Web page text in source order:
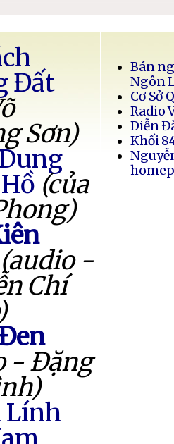
Đất
Sơn)
(của
(audio -
Chí
- Đặng
Lính
Bán
Ngôn
Cơ Sở
Radio
Diễn
Khối